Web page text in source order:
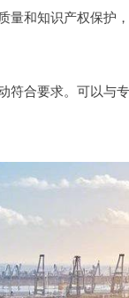
和知识产权保护
符合要求。可以与